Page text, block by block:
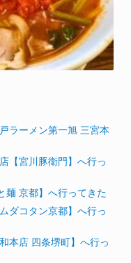
ラーメン第一旭 三宮本
【宮川豚衛門】へ行っ
麺 京都】へ行ってきた
ダコタン京都】へ行っ
本店 四条堺町】へ行っ